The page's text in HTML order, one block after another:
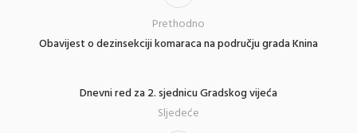
Obavijest o dezinsekciji komaraca na području grada Knina
Prethodno
Dnevni red za 2. sjednicu Gradskog vijeća
Sljedeće